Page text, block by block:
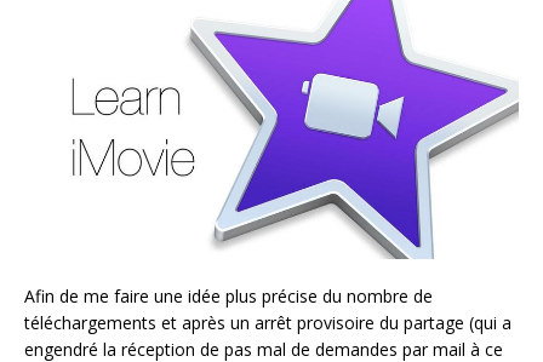
Afin de me faire une idée plus précise du nombre de
téléchargements et après un arrêt provisoire du partage (qui a
engendré la réception de pas mal de demandes par mail à ce